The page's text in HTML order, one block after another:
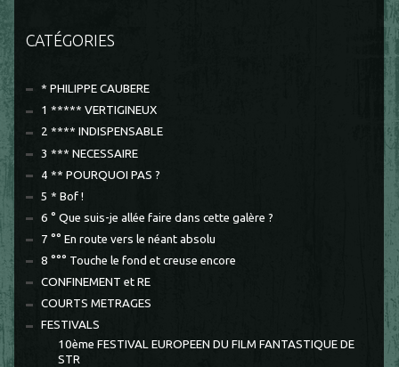
CATÉGORIES
* PHILIPPE CAUBERE
1 ***** VERTIGINEUX
2 **** INDISPENSABLE
3 *** NECESSAIRE
4 ** POURQUOI PAS ?
5 * Bof !
6 ° Que suis-je allée faire dans cette galère ?
7 °° En route vers le néant absolu
8 °°° Touche le fond et creuse encore
CONFINEMENT et RE
COURTS METRAGES
FESTIVALS
10ème FESTIVAL EUROPEEN DU FILM FANTASTIQUE DE
STR